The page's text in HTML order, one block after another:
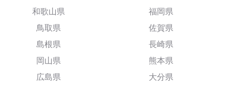
和歌山県
鳥取県
島根県
岡山県
広島県
福岡県
佐賀県
長崎県
熊本県
大分県